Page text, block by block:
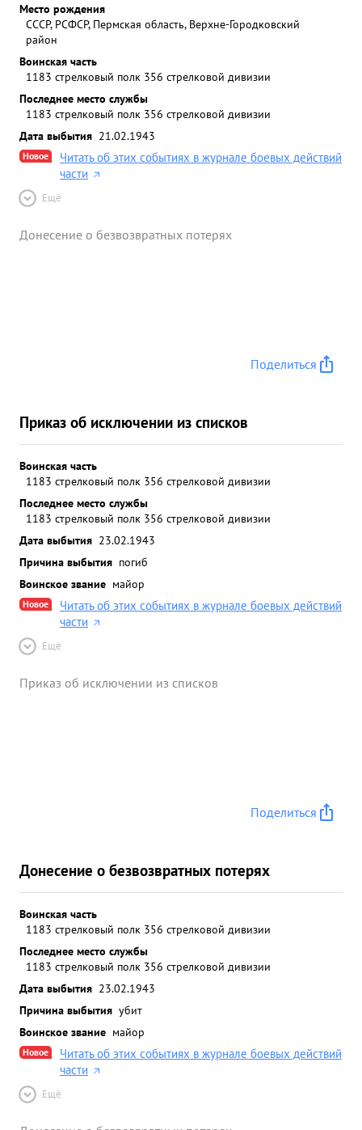
Место рождения
СССР, РСФСР, Пермская область, Верхне-Городковский
район
Воинская часть
1183 стрелковый полк 356 стрелковой дивизии
Последнее место службы
1183 стрелковый полк 356 стрелковой дивизии
Дата выбытия 21.02.1943
Новое
Читать об этих событиях в журнале боевых действий
части
Ещё
Донесение о безвозвратных потерях
Поделиться
Приказ об исключении из списков
Воинская часть
1183 стрелковый полк 356 стрелковой дивизии
Последнее место службы
1183 стрелковый полк 356 стрелковой дивизии
Дата выбытия 23.02.1943
Причина выбытия погиб
Воинское звание майор
Новое
Читать об этих событиях в журнале боевых действий
части
Ещё
Приказ об исключении из списков
Поделиться
Донесение о безвозвратных потерях
Воинская часть
1183 стрелковый полк 356 стрелковой дивизии
Последнее место службы
1183 стрелковый полк 356 стрелковой дивизии
Дата выбытия 23.02.1943
Причина выбытия убит
Воинское звание майор
Новое
Читать об этих событиях в журнале боевых действий
части
Ещё